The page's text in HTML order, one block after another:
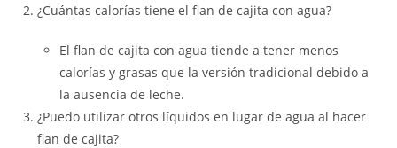
¿Cuántas calorías tiene el flan de cajita con agua?
El flan de cajita con agua tiende a tener menos
calorías y grasas que la versión tradicional debido a
la ausencia de leche.
¿Puedo utilizar otros líquidos en lugar de agua al hacer
flan de cajita?